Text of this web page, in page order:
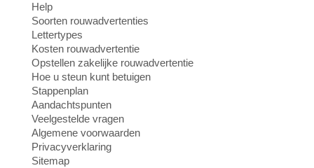
Help
Soorten rouwadvertenties
Lettertypes
Kosten rouwadvertentie
Opstellen zakelijke rouwadvertentie
Hoe u steun kunt betuigen
Stappenplan
Aandachtspunten
Veelgestelde vragen
Algemene voorwaarden
Privacyverklaring
Sitemap